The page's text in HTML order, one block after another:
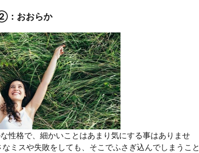
：おおらか
性格で、細かいことはあまり気にする事はありませ
ミスや失敗をしても、そこでふさぎ込んでしまうこと